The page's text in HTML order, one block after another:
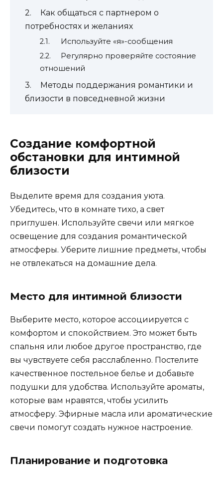
Как общаться с партнером о
потребностях и желаниях
Используйте «я»-сообщения
Регулярно проверяйте состояние
отношений
Методы поддержания романтики и
близости в повседневной жизни
Создание комфортной
обстановки для интимной
близости
Выделите время для создания уюта.
Убедитесь, что в комнате тихо, а свет
приглушен. Используйте свечи или мягкое
освещение для создания романтической
атмосферы. Уберите лишние предметы, чтобы
не отвлекаться на домашние дела.
Место для интимной близости
Выберите место, которое ассоциируется с
комфортом и спокойствием. Это может быть
спальня или любое другое пространство, где
вы чувствуете себя расслабленно. Постелите
качественное постельное белье и добавьте
подушки для удобства. Используйте ароматы,
которые вам нравятся, чтобы усилить
атмосферу. Эфирные масла или ароматические
свечи помогут создать нужное настроение.
Планирование и подготовка